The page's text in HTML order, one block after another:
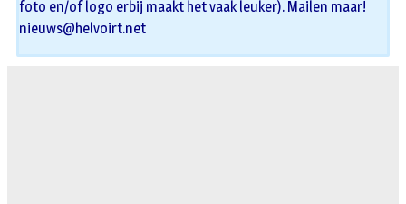
foto en/of logo erbij maakt het vaak leuker). Mailen maar!
nieuws@helvoirt.net